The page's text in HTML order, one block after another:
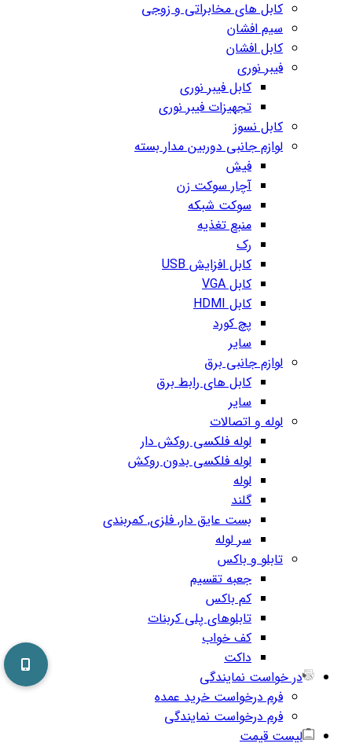
کابل های مخابراتی و زوجی
سیم افشان
کابل افشان
فیبر نوری
کابل فیبر نوری
تجهیزات فیبر نوری
کابل نسوز
لوازم جانبی دوربین مدار بسته
فیش
آچار سوکت زن
سوکت شبکه
منبع تغذیه
رک
کابل افزایش USB
کابل VGA
کابل HDMI
پچ کورد
سایر
لوازم جانبی برق
کابل های رابط برق
سایر
لوله و اتصالات
لوله فلکسی روکش دار
لوله فلکسی بدون روکش
لوله
گلند
بست عایق دار, فلزی, کمربندی
سر لوله
تابلو و باکس
جعبه تقسیم
کم باکس
تابلوهای پلی کربنات
کف خواب
داکت
در خواست نمایندگی
فرم درخواست خرید عمده
فرم درخواست نمایندگی
لیست قیمت